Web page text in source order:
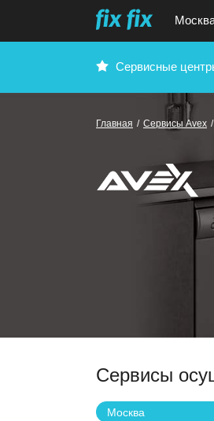
Сервисные
Главная / Сервисы Avex /
Сервисы
Москва